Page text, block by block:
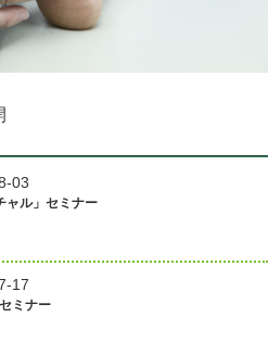
03
ャル」セミナー
17
ミナー